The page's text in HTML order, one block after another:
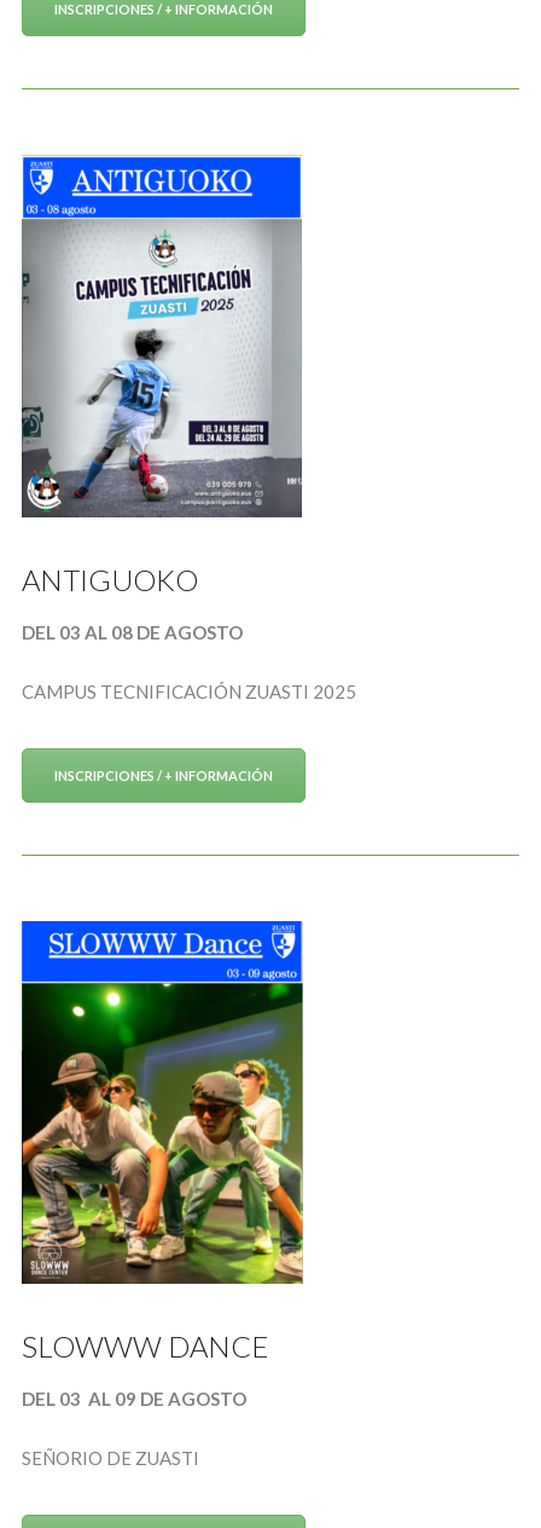
INSCRIPCIONES / + INFORMACIÓN
ANTIGUOKO
DEL 03 AL 08 DE AGOSTO
CAMPUS TECNIFICACIÓN ZUASTI 2025
INSCRIPCIONES / + INFORMACIÓN
SLOWWW DANCE
DEL 03 AL 09 DE AGOSTO
SEÑORIO DE ZUASTI